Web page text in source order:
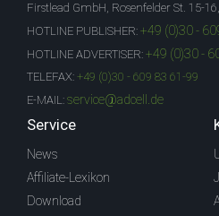
Firstlead GmbH, Rosenfelder St. 15-
HOTLINE PUBLISHER: +49 (0)30 -
HOTLINE ADVERTISER: +49 (0)30 -
TELEFAX: +49 (0)30 - 609 83 61-99
E-MAIL: service@adcell.de
Service
News
Affiliate-Lexikon
Download